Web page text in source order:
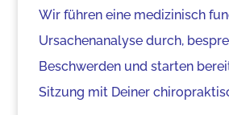
Wir führen eine medizinisch
Ursachenanalyse durch,
Beschwerden und starten
Sitzung mit Deiner